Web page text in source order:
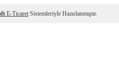
E-Ticaret Sistemleriyle Hazırlanmıştır.